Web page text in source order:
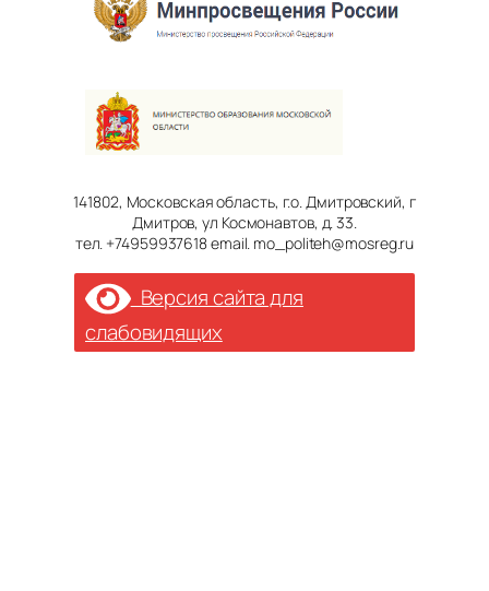
141802, Московская область, г.о. Дмитровский, г
Дмитров, ул Космонавтов, д. 33.
тел. +74959937618 email. mo_politeh@mosreg.ru
Версия сайта для
слабовидящих